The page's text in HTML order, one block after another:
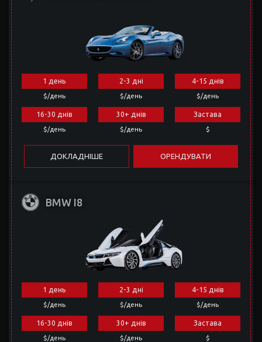
1 день
$/день
2-3 дні
$/день
4-15 днів
$/день
16-30 днів
$/день
30+ днів
$/день
Застава
$
ДОКЛАДНІШЕ ОРЕНДУВАТИ
BMW I8
1 день
$/день
2-3 дні
$/день
4-15 днів
$/день
16-30 днів
$/день
30+ днів
$/день
Застава
$